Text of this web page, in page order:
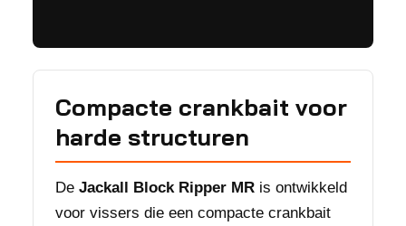
Compacte crankbait voor
harde structuren
De Jackall Block Ripper MR is ontwikkeld
voor vissers die een compacte crankbait